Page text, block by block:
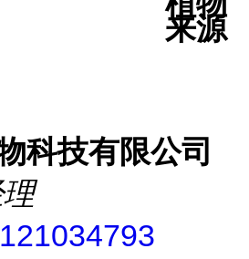
来源
科技有限公司